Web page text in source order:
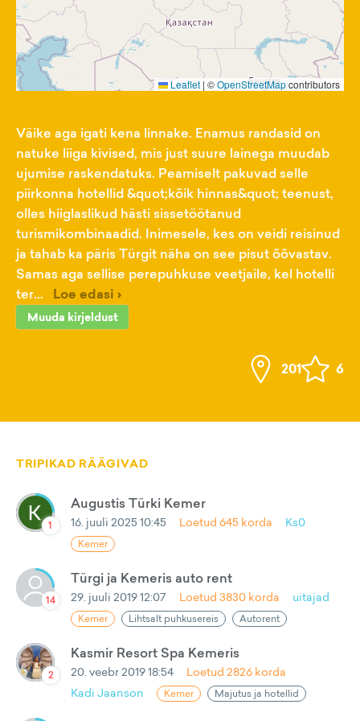
Leaflet | ©OpenStreetMapcontributors
Väike aga igati kena linnake. Enamus randasid on
natuke liiga kivised, mis just suure lainega muudab
ujumise raskendatuks. Peamiselt pakuvad selle
piirkonna hotellid &quot;kõik hinnas&quot; teenust,
olles hiiglaslikud hästi sissetöötanud
turismikombinaadid. Inimesele, kes on veidi reisinud
ja tahab ka päris Türgit näha on see pisut õõvastav.
Samas aga sellise perepuhkuse veetjaile, kel hotelli
ter...
Loe edasi ›
Muuda kirjeldust
201 6
TRIPIKAD RÄÄGIVAD
1
Augustis Türki Kemer
16. juuli 2025 10:45 Loetud 645 korda Ks0
Kemer
14
Türgi ja Kemeris auto rent
29. juuli 2019 12:07 Loetud 3830 korda uitajad
Kemer Lihtsalt puhkusereis Autorent
2
Kasmir Resort Spa Kemeris
20. veebr 2019 18:54 Loetud 2826 korda
Kadi Jaanson
Kemer Majutus ja hotellid